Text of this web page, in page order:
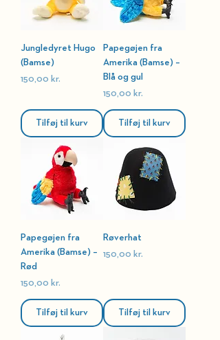
Jungledyret Hugo
(Bamse)
Pris
150,00 kr.
Tilføj til kurv
Papegøjen fra
Amerika (Bamse) –
Blå og gul
Pris
150,00 kr.
Tilføj til kurv
Papegøjen fra
Amerika (Bamse) –
Rød
Pris
150,00 kr.
Tilføj til kurv
Røverhat
Pris
150,00 kr.
Tilføj til kurv